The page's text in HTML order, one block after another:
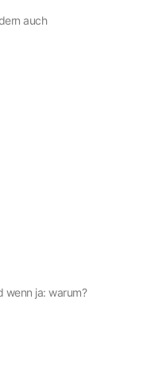
auch
wenn ja: warum?